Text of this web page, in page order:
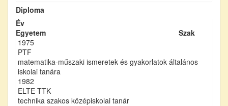
Diploma
Év
Egyetem
Szak
1975
PTF
matematika-műszaki ismeretek és gyakorlatok általános
iskolai tanára
1982
ELTE TTK
technika szakos középiskolai tanár